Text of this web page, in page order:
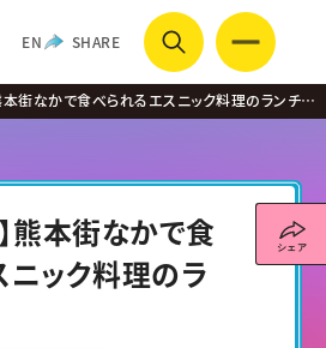
EN SHARE
本街なかで食べられるエスニック料理のランチ３
熊本街なかで食
ニック料理のラ